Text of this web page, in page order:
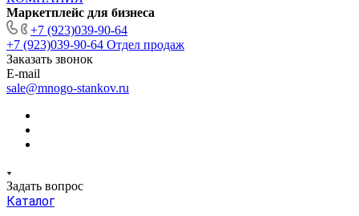
Маркетплейс для бизнеса
+7 (923)039-90-64
+7 (923)039-90-64 Отдел продаж
Заказать звонок
E-mail
sale@mnogo-stankov.ru
Задать вопрос
Каталог